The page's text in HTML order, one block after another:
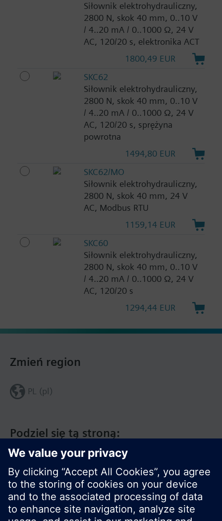
Siłownik elektrohydrauliczny,
2800 N, skok 40 mm, 0..10 V
/ 4..20 mA / 0..1000 Ω, 24 V
AC, 120/20 s, elektronika ACT
1800,49 EUR
SKC62
Siłownik elektrohydrauliczny,
2800 N, skok 40 mm, 0..10 V
/ 4..20 mA / 0..1000 Ω, 24 V
AC, 120/20 s, sprężyna
powrotna
1494,80 EUR
SKC62/MO
Siłownik elektrohydrauliczny,
2800 N, skok 40 mm, 24 V
AC, Modbus RTU
1159,14 EUR
SKC60
Siłownik elektrohydrauliczny,
2800 N, skok 40 mm, 0..10 V
/ 4..20 mA / 0..1000 Ω, 24 V
AC, 120/20 s
1294,44 EUR
Podziel się tą stroną:
Zmień region
PL (pl)